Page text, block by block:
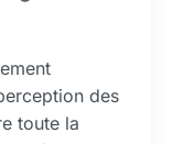
des
toute la